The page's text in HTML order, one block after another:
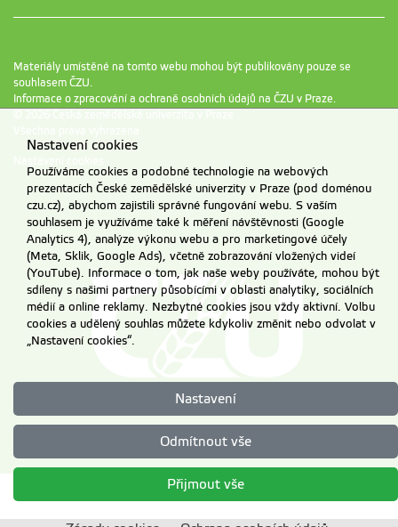
Materiály umístěné na tomto webu mohou být publikovány pouze se
souhlasem ČZU.
Informace o zpracování a ochraně osobních údajů na ČZU v Praze.
Nastavení cookies
Používáme cookies a podobné technologie na webových
prezentacích České zemědělské univerzity v Praze (pod doménou
czu.cz), abychom zajistili správné fungování webu. S vaším
souhlasem je využíváme také k měření návštěvnosti (Google
Analytics 4), analýze výkonu webu a pro marketingové účely
(Meta, Sklik, Google Ads), včetně zobrazování vložených videí
(YouTube). Informace o tom, jak naše weby používáte, mohou být
sdíleny s našimi partnery působícími v oblasti analytiky, sociálních
médií a online reklamy. Nezbytné cookies jsou vždy aktivní. Volbu
cookies a udělený souhlas můžete kdykoliv změnit nebo odvolat v
„Nastavení cookies“.
Nastavení
Odmítnout vše
Přijmout vše